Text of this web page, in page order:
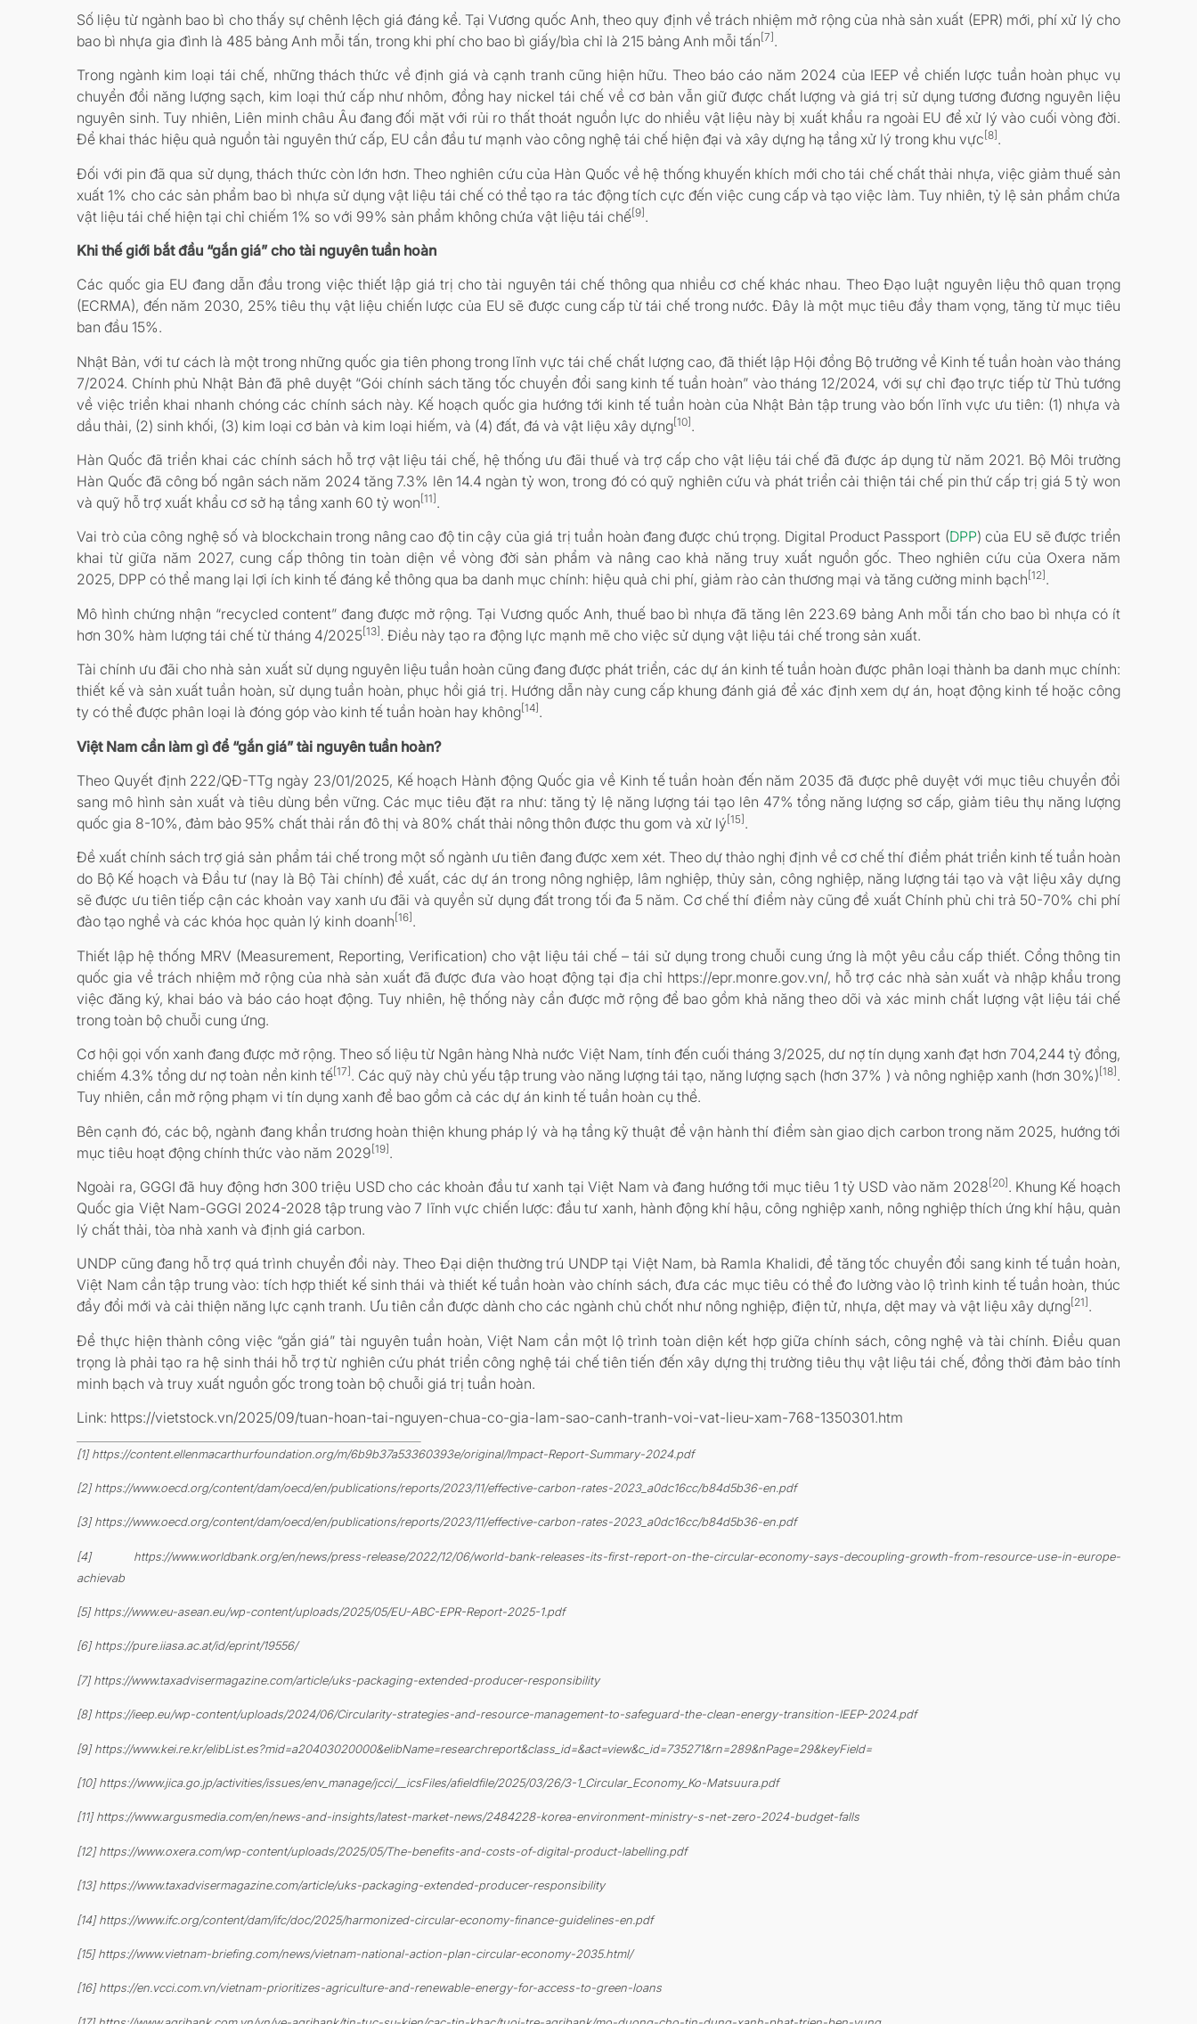
Số liệu từ ngành bao bì cho thấy sự chênh lệch giá đáng kể. Tại Vương quốc Anh, theo quy định về trách nhiệm mở rộng của nhà sản xuất (EPR) mới, phí xử lý cho
bao bì nhựa gia đình là 485 bảng Anh mỗi tấn, trong khi phí cho bao bì giấy/bìa chỉ là 215 bảng Anh mỗi tấn[7].
Trong ngành kim loại tái chế, những thách thức về định giá và cạnh tranh cũng hiện hữu. Theo báo cáo năm 2024 của IEEP về chiến lược tuần hoàn phục vụ
chuyển đổi năng lượng sạch, kim loại thứ cấp như nhôm, đồng hay nickel tái chế về cơ bản vẫn giữ được chất lượng và giá trị sử dụng tương đương nguyên liệu
nguyên sinh. Tuy nhiên, Liên minh châu Âu đang đối mặt với rủi ro thất thoát nguồn lực do nhiều vật liệu này bị xuất khẩu ra ngoài EU để xử lý vào cuối vòng đời.
Để khai thác hiệu quả nguồn tài nguyên thứ cấp, EU cần đầu tư mạnh vào công nghệ tái chế hiện đại và xây dựng hạ tầng xử lý trong khu vực [8] .
Đối với pin đã qua sử dụng, thách thức còn lớn hơn. Theo nghiên cứu của Hàn Quốc về hệ thống khuyến khích mới cho tái chế chất thải nhựa, việc giảm thuế sản
xuất 1% cho các sản phẩm bao bì nhựa sử dụng vật liệu tái chế có thể tạo ra tác động tích cực đến việc cung cấp và tạo việc làm. Tuy nhiên, tỷ lệ sản phẩm chứa
vật liệu tái chế hiện tại chỉ chiếm 1% so với 99% sản phẩm không chứa vật liệu tái chế[9].
Khi thế giới bắt đầu “gắn giá” cho tài nguyên tuần hoàn
Các quốc gia EU đang dẫn đầu trong việc thiết lập giá trị cho tài nguyên tái chế thông qua nhiều cơ chế khác nhau. Theo Đạo luật nguyên liệu thô quan trọng
(ECRMA), đến năm 2030, 25% tiêu thụ vật liệu chiến lược của EU sẽ được cung cấp từ tái chế trong nước. Đây là một mục tiêu đầy tham vọng, tăng từ mục tiêu
ban đầu 15%.
Nhật Bản, với tư cách là một trong những quốc gia tiên phong trong lĩnh vực tái chế chất lượng cao, đã thiết lập Hội đồng Bộ trưởng về Kinh tế tuần hoàn vào tháng
7/2024. Chính phủ Nhật Bản đã phê duyệt “Gói chính sách tăng tốc chuyển đổi sang kinh tế tuần hoàn” vào tháng 12/2024, với sự chỉ đạo trực tiếp từ Thủ tướng
về việc triển khai nhanh chóng các chính sách này. Kế hoạch quốc gia hướng tới kinh tế tuần hoàn của Nhật Bản tập trung vào bốn lĩnh vực ưu tiên: (1) nhựa và
dầu thải, (2) sinh khối, (3) kim loại cơ bản và kim loại hiếm, và (4) đất, đá và vật liệu xây dựng[10].
Hàn Quốc đã triển khai các chính sách hỗ trợ vật liệu tái chế, hệ thống ưu đãi thuế và trợ cấp cho vật liệu tái chế đã được áp dụng từ năm 2021. Bộ Môi trường
Hàn Quốc đã công bố ngân sách năm 2024 tăng 7.3% lên 14.4 ngàn tỷ won, trong đó có quỹ nghiên cứu và phát triển cải thiện tái chế pin thứ cấp trị giá 5 tỷ won
và quỹ hỗ trợ xuất khẩu cơ sở hạ tầng xanh 60 tỷ won [11] .
Vai trò của công nghệ số và blockchain trong nâng cao độ tin cậy của giá trị tuần hoàn đang được chú trọng. Digital Product Passport (DPP) của EU sẽ được triển
khai từ giữa năm 2027, cung cấp thông tin toàn diện về vòng đời sản phẩm và nâng cao khả năng truy xuất nguồn gốc. Theo nghiên cứu của Oxera năm
2025, DPP có thể mang lại lợi ích kinh tế đáng kể thông qua ba danh mục chính: hiệu quả chi phí, giảm rào cản thương mại và tăng cường minh bạch [12] .
Mô hình chứng nhận “recycled content” đang được mở rộng. Tại Vương quốc Anh, thuế bao bì nhựa đã tăng lên 223.69 bảng Anh mỗi tấn cho bao bì nhựa có ít
hơn 30% hàm lượng tái chế từ tháng 4/2025[13] . Điều này tạo ra động lực mạnh mẽ cho việc sử dụng vật liệu tái chế trong sản xuất.
Tài chính ưu đãi cho nhà sản xuất sử dụng nguyên liệu tuần hoàn cũng đang được phát triển, các dự án kinh tế tuần hoàn được phân loại thành ba danh mục chính:
thiết kế và sản xuất tuần hoàn, sử dụng tuần hoàn, phục hồi giá trị. Hướng dẫn này cung cấp khung đánh giá để xác định xem dự án, hoạt động kinh tế hoặc công
ty có thể được phân loại là đóng góp vào kinh tế tuần hoàn hay không[14] .
Việt Nam cần làm gì để “gắn giá” tài nguyên tuần hoàn?
Theo Quyết định 222/QĐ-TTg ngày 23/01/2025, Kế hoạch Hành động Quốc gia về Kinh tế tuần hoàn đến năm 2035 đã được phê duyệt với mục tiêu chuyển đổi
sang mô hình sản xuất và tiêu dùng bền vững. Các mục tiêu đặt ra như: tăng tỷ lệ năng lượng tái tạo lên 47% tổng năng lượng sơ cấp, giảm tiêu thụ năng lượng
quốc gia 8-10%, đảm bảo 95% chất thải rắn đô thị và 80% chất thải nông thôn được thu gom và xử lý [15] .
Đề xuất chính sách trợ giá sản phẩm tái chế trong một số ngành ưu tiên đang được xem xét. Theo dự thảo nghị định về cơ chế thí điểm phát triển kinh tế tuần hoàn
do Bộ Kế hoạch và Đầu tư (nay là Bộ Tài chính) đề xuất, các dự án trong nông nghiệp, lâm nghiệp, thủy sản, công nghiệp, năng lượng tái tạo và vật liệu xây dựng
sẽ được ưu tiên tiếp cận các khoản vay xanh ưu đãi và quyền sử dụng đất trong tối đa 5 năm. Cơ chế thí điểm này cũng đề xuất Chính phủ chi trả 50-70% chi phí
đào tạo nghề và các khóa học quản lý kinh doanh [16] .
Thiết lập hệ thống MRV (Measurement, Reporting, Verification) cho vật liệu tái chế – tái sử dụng trong chuỗi cung ứng là một yêu cầu cấp thiết. Cổng thông tin
quốc gia về trách nhiệm mở rộng của nhà sản xuất đã được đưa vào hoạt động tại địa chỉ https://epr.monre.gov.vn/, hỗ trợ các nhà sản xuất và nhập khẩu trong
việc đăng ký, khai báo và báo cáo hoạt động. Tuy nhiên, hệ thống này cần được mở rộng để bao gồm khả năng theo dõi và xác minh chất lượng vật liệu tái chế
trong toàn bộ chuỗi cung ứng.
Cơ hội gọi vốn xanh đang được mở rộng. Theo số liệu từ Ngân hàng Nhà nước Việt Nam, tính đến cuối tháng 3/2025, dư nợ tín dụng xanh đạt hơn 704,244 tỷ đồng,
chiếm 4.3% tổng dư nợ toàn nền kinh tế[17] . Các quỹ này chủ yếu tập trung vào năng lượng tái tạo, năng lượng sạch (hơn 37% ) và nông nghiệp xanh (hơn 30%) [18] .
Tuy nhiên, cần mở rộng phạm vi tín dụng xanh để bao gồm cả các dự án kinh tế tuần hoàn cụ thể.
Bên cạnh đó, các bộ, ngành đang khẩn trương hoàn thiện khung pháp lý và hạ tầng kỹ thuật để vận hành thí điểm sàn giao dịch carbon trong năm 2025, hướng tới
mục tiêu hoạt động chính thức vào năm 2029[19].
Ngoài ra, GGGI đã huy động hơn 300 triệu USD cho các khoản đầu tư xanh tại Việt Nam và đang hướng tới mục tiêu 1 tỷ USD vào năm 2028 [20] . Khung Kế hoạch
Quốc gia Việt Nam-GGGI 2024-2028 tập trung vào 7 lĩnh vực chiến lược: đầu tư xanh, hành động khí hậu, công nghiệp xanh, nông nghiệp thích ứng khí hậu, quản
lý chất thải, tòa nhà xanh và định giá carbon.
UNDP cũng đang hỗ trợ quá trình chuyển đổi này. Theo Đại diện thường trú UNDP tại Việt Nam, bà Ramla Khalidi, để tăng tốc chuyển đổi sang kinh tế tuần hoàn,
Việt Nam cần tập trung vào: tích hợp thiết kế sinh thái và thiết kế tuần hoàn vào chính sách, đưa các mục tiêu có thể đo lường vào lộ trình kinh tế tuần hoàn, thúc
đẩy đổi mới và cải thiện năng lực cạnh tranh. Ưu tiên cần được dành cho các ngành chủ chốt như nông nghiệp, điện tử, nhựa, dệt may và vật liệu xây dựng[21] .
Để thực hiện thành công việc “gắn giá” tài nguyên tuần hoàn, Việt Nam cần một lộ trình toàn diện kết hợp giữa chính sách, công nghệ và tài chính. Điều quan
trọng là phải tạo ra hệ sinh thái hỗ trợ từ nghiên cứu phát triển công nghệ tái chế tiên tiến đến xây dựng thị trường tiêu thụ vật liệu tái chế, đồng thời đảm bảo tính
minh bạch và truy xuất nguồn gốc trong toàn bộ chuỗi giá trị tuần hoàn.
Link: https://vietstock.vn/2025/09/tuan-hoan-tai-nguyen-chua-co-gia-lam-sao-canh-tranh-voi-vat-lieu-xam-768-1350301.htm
[1] https://content.ellenmacarthurfoundation.org/m/6b9b37a53360393e/original/Impact-Report-Summary-2024.pdf
[2] https://www.oecd.org/content/dam/oecd/en/publications/reports/2023/11/effective-carbon-rates-2023_a0dc16cc/b84d5b36-en.pdf
[3] https://www.oecd.org/content/dam/oecd/en/publications/reports/2023/11/effective-carbon-rates-2023_a0dc16cc/b84d5b36-en.pdf
[4] https://www.worldbank.org/en/news/press-release/2022/12/06/world-bank-releases-its-first-report-on-the-circular-economy-says-decoupling-growth-from-resource-use-in-europe-
achievab
[5] https://www.eu-asean.eu/wp-content/uploads/2025/05/EU-ABC-EPR-Report-2025-1.pdf
[6] https://pure.iiasa.ac.at/id/eprint/19556/
[7] https://www.taxadvisermagazine.com/article/uks-packaging-extended-producer-responsibility
[8] https://ieep.eu/wp-content/uploads/2024/06/Circularity-strategies-and-resource-management-to-safeguard-the-clean-energy-transition-IEEP-2024.pdf
[9] https://www.kei.re.kr/elibList.es?mid=a20403020000&elibName=researchreport&class_id=&act=view&c_id=735271&rn=289&nPage=29&keyField=
[10] https://www.jica.go.jp/activities/issues/env_manage/jcci/__icsFiles/afieldfile/2025/03/26/3-1_Circular_Economy_Ko-Matsuura.pdf
[11] https://www.argusmedia.com/en/news-and-insights/latest-market-news/2484228-korea-environment-ministry-s-net-zero-2024-budget-falls
[12] https://www.oxera.com/wp-content/uploads/2025/05/The-benefits-and-costs-of-digital-product-labelling.pdf
[13] https://www.taxadvisermagazine.com/article/uks-packaging-extended-producer-responsibility
[14] https://www.ifc.org/content/dam/ifc/doc/2025/harmonized-circular-economy-finance-guidelines-en.pdf
[15] https://www.vietnam-briefing.com/news/vietnam-national-action-plan-circular-economy-2035.html/
[16] https://en.vcci.com.vn/vietnam-prioritizes-agriculture-and-renewable-energy-for-access-to-green-loans